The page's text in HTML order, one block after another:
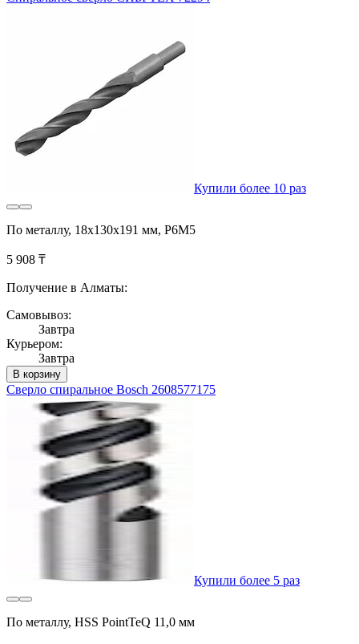
Купили более 10 раз
По металлу, 18x130x191 мм, Р6М5
5 908 ₸
Получение в Алматы:
Самовывоз:
Завтра
Курьером:
Завтра
В корзину
Сверло спиральное Bosch 2608577175
Купили более 5 раз
По металлу, HSS PointTeQ 11,0 мм